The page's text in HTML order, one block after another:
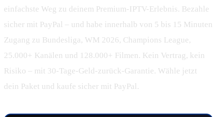
einfachste Weg zu deinem Premium-IPTV-Erlebnis. Bezahle
sicher mit PayPal – und habe innerhalb von 5 bis 15 Minuten
Zugang zu Bundesliga, WM 2026, Champions League,
25.000+ Kanälen und 128.000+ Filmen. Kein Vertrag, kein
Risiko – mit 30-Tage-Geld-zurück-Garantie. Wähle jetzt
dein Paket und kaufe sicher mit PayPal.